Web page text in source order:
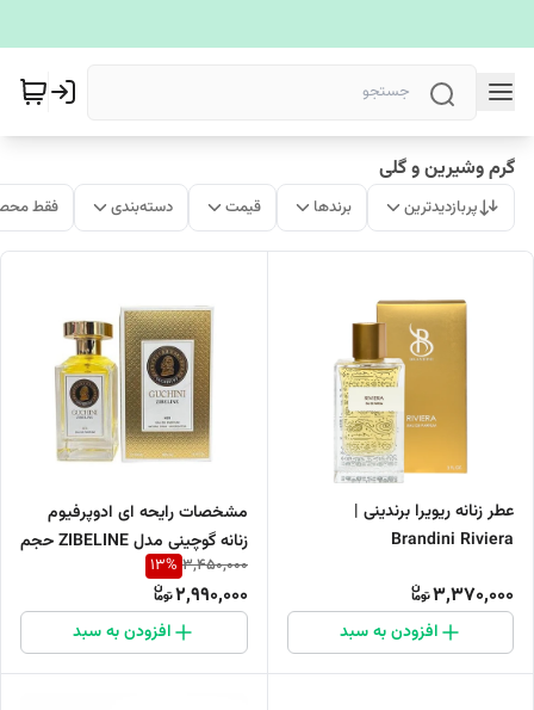
گرم وشیرین و گلی
پربازدیدترین برندها قیمت دسته‌بندی فقط
عطر زنانه ریویرا برندینی |
Brandini Riviera
3,370,000
افزودن به سبد
مشخصات رایحه ای ادوپرفیوم
زنانه گوچینی مدل ZIBELINE حجم
100 میل انباکس شده
3,450,000
13%
2,990,000
افزودن به سبد